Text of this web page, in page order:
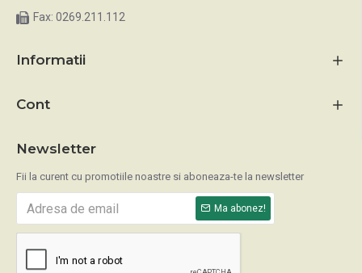
Fax: 0269.211.112
Informatii
Cont
Newsletter
Fii la curent cu promotiile noastre si aboneaza-te la newsletter
Ma abonez!